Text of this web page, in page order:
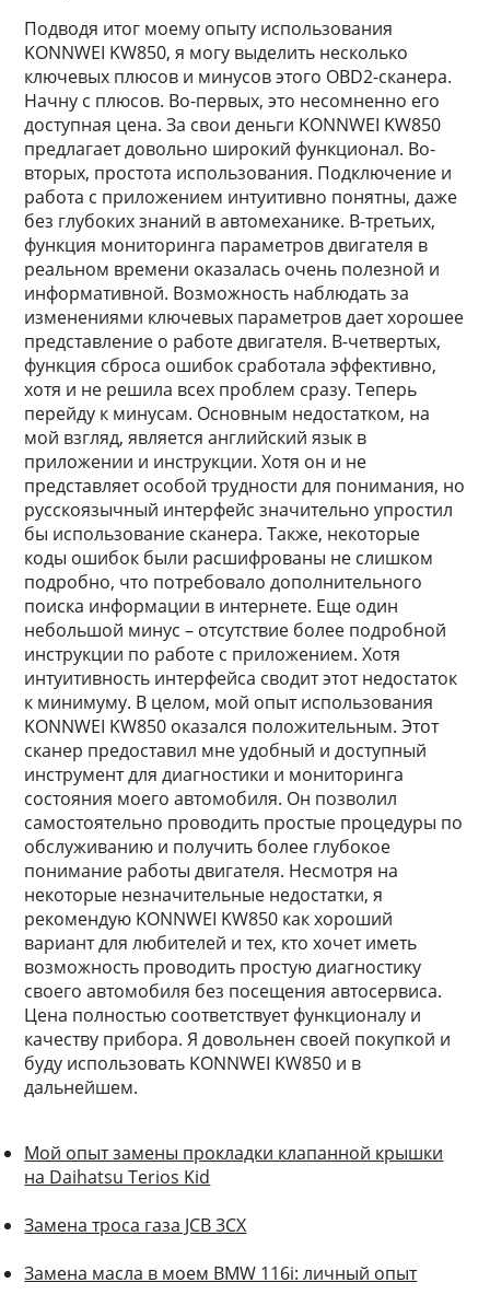
Подводя итог моему опыту использования
KONNWEI KW850, я могу выделить несколько
ключевых плюсов и минусов этого OBD2-сканера.
Начну с плюсов. Во-первых, это несомненно его
доступная цена. За свои деньги KONNWEI KW850
предлагает довольно широкий функционал. Во-
вторых, простота использования. Подключение и
работа с приложением интуитивно понятны, даже
без глубоких знаний в автомеханике. В-третьих,
функция мониторинга параметров двигателя в
реальном времени оказалась очень полезной и
информативной. Возможность наблюдать за
изменениями ключевых параметров дает хорошее
представление о работе двигателя. В-четвертых,
функция сброса ошибок сработала эффективно,
хотя и не решила всех проблем сразу. Теперь
перейду к минусам. Основным недостатком, на
мой взгляд, является английский язык в
приложении и инструкции. Хотя он и не
представляет особой трудности для понимания, но
русскоязычный интерфейс значительно упростил
бы использование сканера. Также, некоторые
коды ошибок были расшифрованы не слишком
подробно, что потребовало дополнительного
поиска информации в интернете. Еще один
небольшой минус – отсутствие более подробной
инструкции по работе с приложением. Хотя
интуитивность интерфейса сводит этот недостаток
к минимуму. В целом, мой опыт использования
KONNWEI KW850 оказался положительным. Этот
сканер предоставил мне удобный и доступный
инструмент для диагностики и мониторинга
состояния моего автомобиля. Он позволил
самостоятельно проводить простые процедуры по
обслуживанию и получить более глубокое
понимание работы двигателя. Несмотря на
некоторые незначительные недостатки, я
рекомендую KONNWEI KW850 как хороший
вариант для любителей и тех, кто хочет иметь
возможность проводить простую диагностику
своего автомобиля без посещения автосервиса.
Цена полностью соответствует функционалу и
качеству прибора. Я довольнен своей покупкой и
буду использовать KONNWEI KW850 и в
дальнейшем.
Мой опыт замены прокладки клапанной крышки
на Daihatsu Terios Kid
Замена троса газа JCB 3CX
Замена масла в моем BMW 116i: личный опыт